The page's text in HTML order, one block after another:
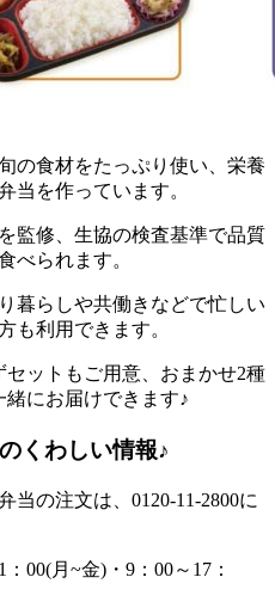
の食材をたっぷり使い、栄養
当を作っています。
監修、生協の検査基準で品質
べられます。
暮らしや共働きなどで忙しい
も利用できます。
ットもご用意、おまかせ2種
にお届けできます♪
くわしい情報♪
当の注文は、0120-11-2800に
00(月~金)・9：00～17：